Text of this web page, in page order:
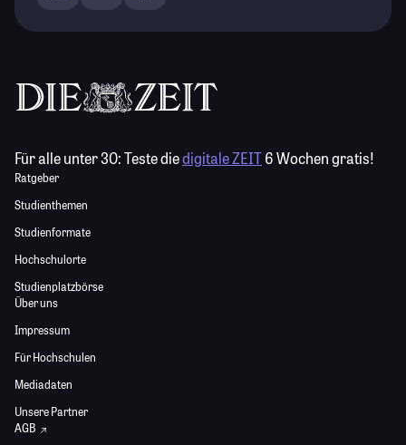
Für alle unter 30:Teste diedigitale ZEIT6 Wochen gratis!
Ratgeber
Studienthemen
Studienformate
Hochschulorte
Studienplatzbörse
Über uns
Impressum
Für Hochschulen
Mediadaten
Unsere Partner
AGB